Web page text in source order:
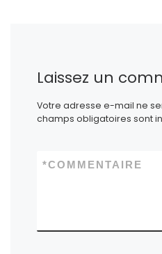
Laissez un
Votre adresse e-mail ne
champs obligatoires sont
COMMENTAIRE
*